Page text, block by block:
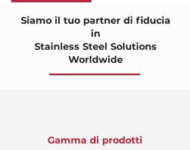
Siamo il tuo partner di fiducia
in
Stainless Steel Solutions
Worldwide
Gamma di prodotti